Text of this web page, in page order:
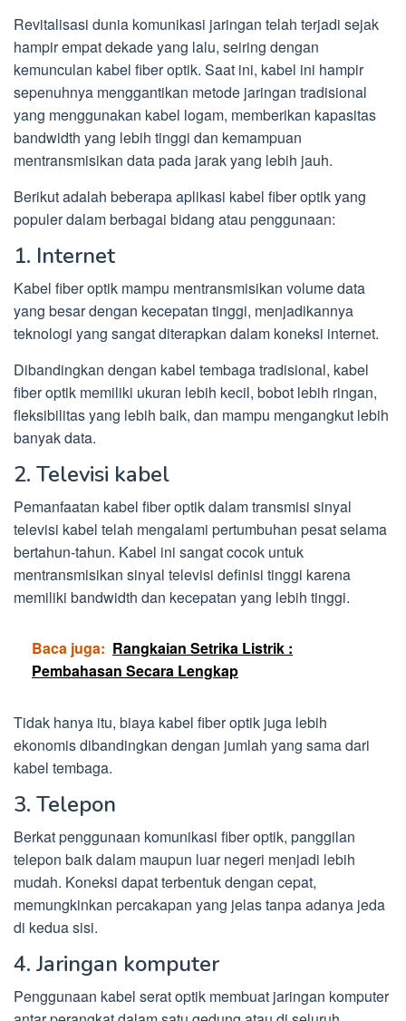
Revitalisasi dunia komunikasi jaringan telah terjadi sejak
hampir empat dekade yang lalu, seiring dengan
kemunculan kabel fiber optik. Saat ini, kabel ini hampir
sepenuhnya menggantikan metode jaringan tradisional
yang menggunakan kabel logam, memberikan kapasitas
bandwidth yang lebih tinggi dan kemampuan
mentransmisikan data pada jarak yang lebih jauh.
Berikut adalah beberapa aplikasi kabel fiber optik yang
populer dalam berbagai bidang atau penggunaan:
1. Internet
Kabel fiber optik mampu mentransmisikan volume data
yang besar dengan kecepatan tinggi, menjadikannya
teknologi yang sangat diterapkan dalam koneksi internet.
Dibandingkan dengan kabel tembaga tradisional, kabel
fiber optik memiliki ukuran lebih kecil, bobot lebih ringan,
fleksibilitas yang lebih baik, dan mampu mengangkut lebih
banyak data.
2. Televisi kabel
Pemanfaatan kabel fiber optik dalam transmisi sinyal
televisi kabel telah mengalami pertumbuhan pesat selama
bertahun-tahun. Kabel ini sangat cocok untuk
mentransmisikan sinyal televisi definisi tinggi karena
memiliki bandwidth dan kecepatan yang lebih tinggi.
Baca juga: Rangkaian Setrika Listrik :
Pembahasan Secara Lengkap
Tidak hanya itu, biaya kabel fiber optik juga lebih
ekonomis dibandingkan dengan jumlah yang sama dari
kabel tembaga.
3. Telepon
Berkat penggunaan komunikasi fiber optik, panggilan
telepon baik dalam maupun luar negeri menjadi lebih
mudah. Koneksi dapat terbentuk dengan cepat,
memungkinkan percakapan yang jelas tanpa adanya jeda
di kedua sisi.
4. Jaringan komputer
Penggunaan kabel serat optik membuat jaringan komputer